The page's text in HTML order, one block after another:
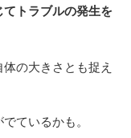
トラブルの発生を
の大きさとも捉え
ているかも。